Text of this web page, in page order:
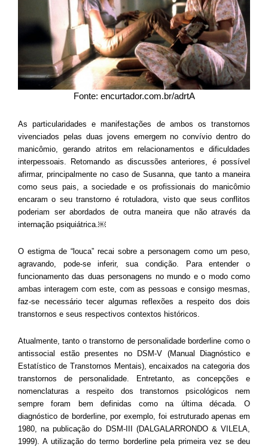
Fonte: encurtador.com.br/adrtA
As particularidades e manifestações de ambos os transtornos
vivenciados pelas duas jovens emergem no convívio dentro do
manicômio, gerando atritos em relacionamentos e dificuldades
interpessoais. Retomando as discussões anteriores, é possível
afirmar, principalmente no caso de Susanna, que tanto a maneira
como seus pais, a sociedade e os profissionais do manicômio
encaram o seu transtorno é rotuladora, visto que seus conflitos
poderiam ser abordados de outra maneira que não através da
internação psiquiátrica.￼
O estigma de “louca” recai sobre a personagem como um peso,
agravando, pode-se inferir, sua condição. Para entender o
funcionamento das duas personagens no mundo e o modo como
ambas interagem com este, com as pessoas e consigo mesmas,
faz-se necessário tecer algumas reflexões a respeito dos dois
transtornos e seus respectivos contextos históricos.
Atualmente, tanto o transtorno de personalidade borderline como o
antissocial estão presentes no DSM-V (Manual Diagnóstico e
Estatístico de Transtornos Mentais), encaixados na categoria dos
transtornos de personalidade. Entretanto, as concepções e
nomenclaturas a respeito dos transtornos psicológicos nem
sempre foram bem definidas como na última década. O
diagnóstico de borderline, por exemplo, foi estruturado apenas em
1980, na publicação do DSM-III (DALGALARRONDO & VILELA,
1999). A utilização do termo borderline pela primeira vez se deu